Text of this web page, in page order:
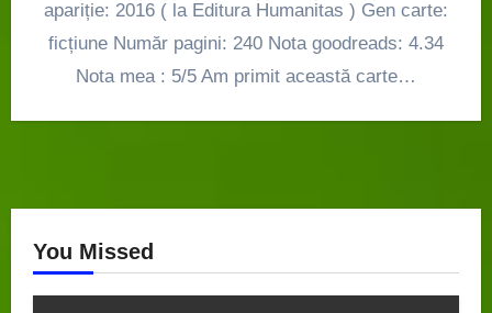
apariție: 2016 ( la Editura Humanitas ) Gen carte:
ficțiune Număr pagini: 240 Nota goodreads: 4.34
Nota mea : 5/5 Am primit această carte…
You Missed